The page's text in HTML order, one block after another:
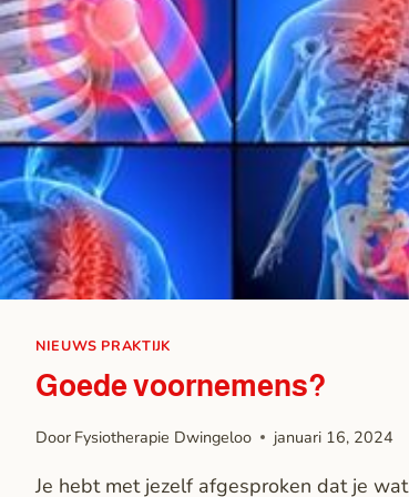
NIEUWS PRAKTIJK
Goede voornemens?
Door Fysiotherapie Dwingeloo januari 16, 2024
Je hebt met jezelf afgesproken dat je wat